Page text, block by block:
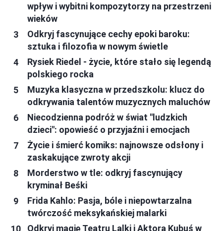
wpływ i wybitni kompozytorzy na przestrzeni
wieków
Odkryj fascynujące cechy epoki baroku:
sztuka i filozofia w nowym świetle
Rysiek Riedel - życie, które stało się legendą
polskiego rocka
Muzyka klasyczna w przedszkolu: klucz do
odkrywania talentów muzycznych maluchów
Niecodzienna podróż w świat "ludzkich
dzieci": opowieść o przyjaźni i emocjach
Życie i śmierć komiks: najnowsze odsłony i
zaskakujące zwroty akcji
Morderstwo w tle: odkryj fascynujący
kryminał Beśki
Frida Kahlo: Pasja, bóle i niepowtarzalna
twórczość meksykańskiej malarki
Odkryj magię Teatru Lalki i Aktora Kubuś w